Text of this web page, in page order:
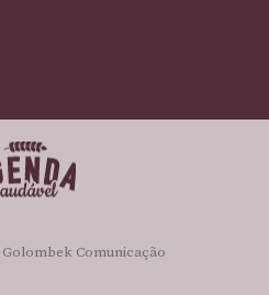
Golombek Comunicação